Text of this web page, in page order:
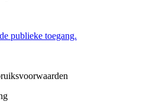
publieke toegang.